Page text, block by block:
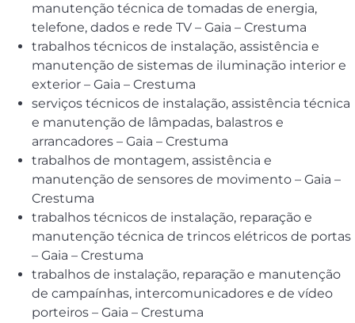
manutenção técnica de tomadas de energia,
telefone, dados e rede TV – Gaia – Crestuma
trabalhos técnicos de instalação, assistência e
manutenção de sistemas de iluminação interior e
exterior – Gaia – Crestuma
serviços técnicos de instalação, assistência técnica
e manutenção de lâmpadas, balastros e
arrancadores – Gaia – Crestuma
trabalhos de montagem, assistência e
manutenção de sensores de movimento – Gaia –
Crestuma
trabalhos técnicos de instalação, reparação e
manutenção técnica de trincos elétricos de portas
– Gaia – Crestuma
trabalhos de instalação, reparação e manutenção
de campaínhas, intercomunicadores e de vídeo
porteiros – Gaia – Crestuma